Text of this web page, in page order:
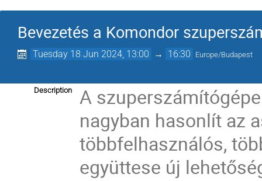
Bevezetés a Komondor
Tuesday 18 Jun 2024, 13:00 → 16:30 Europe/Budapest
Description
A
nagyban hasonlít az
többfelhasználós,
együttese új